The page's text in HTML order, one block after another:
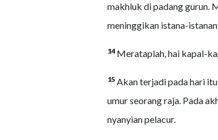
makhluk di padang gurun.
meninggikan istana-
14 Merataplah, hai kapal-
15 Akan terjadi pada hari
umur seorang raja. Pada
nyanyian pelacur.